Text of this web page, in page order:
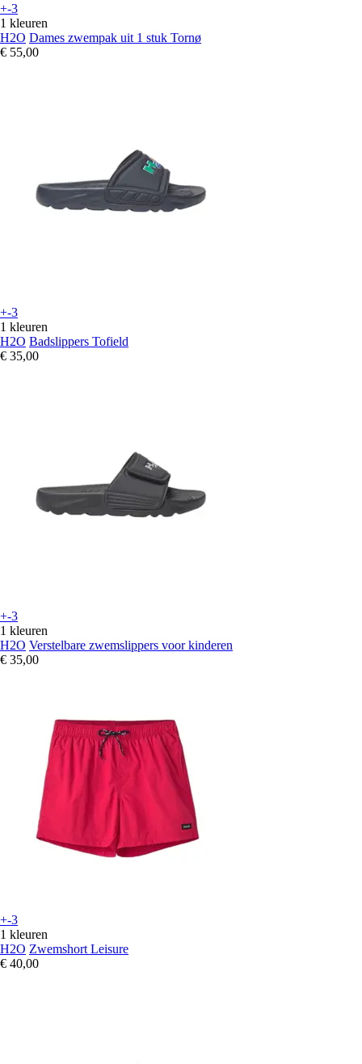
+-3
1 kleuren
H2O Dames zwempak uit 1 stuk Tornø
€ 55,00
+-3
1 kleuren
H2O Badslippers Tofield
€ 35,00
+-3
1 kleuren
H2O Verstelbare zwemslippers voor kinderen
€ 35,00
+-3
1 kleuren
H2O Zwemshort Leisure
€ 40,00